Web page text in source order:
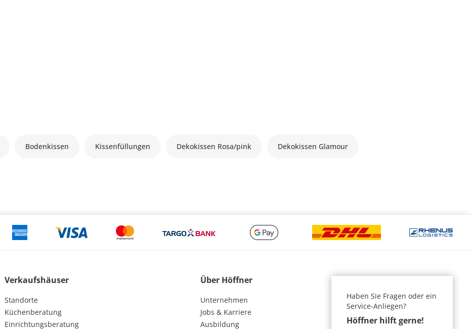
Bodenkissen Kissenfüllungen Dekokissen Rosa/pink Dekokissen Glamour
Verkaufshäuser
Standorte
Küchenberatung
Einrichtungsberatung
Über Höffner
Unternehmen
Jobs & Karriere
Ausbildung
Haben Sie Fragen oder ein
Service-Anliegen?
Höffner hilft gerne!